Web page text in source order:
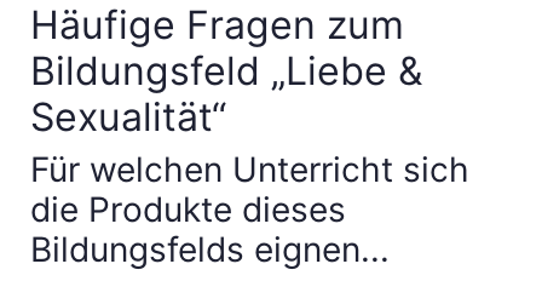
Häufige Fragen zum
Bildungsfeld „Liebe &
Sexualität“
Für welchen Unterricht sich
die Produkte dieses
Bildungsfelds eignen...